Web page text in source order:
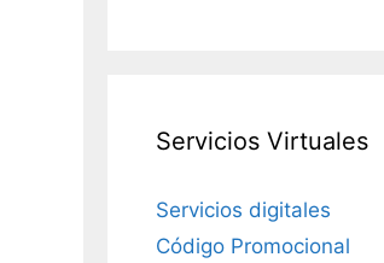
Servicios Virtuales
Servicios digitales
Código Promocional